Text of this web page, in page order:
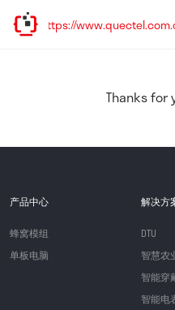
新址：https://
Thanks for
产品中心
蜂窝模组
单板电脑
解决方
DTU
智慧农
智能穿
智能电